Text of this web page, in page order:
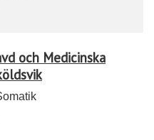
och Medicinska